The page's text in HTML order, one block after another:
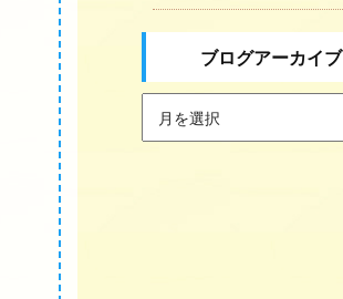
ブログアーカイブ